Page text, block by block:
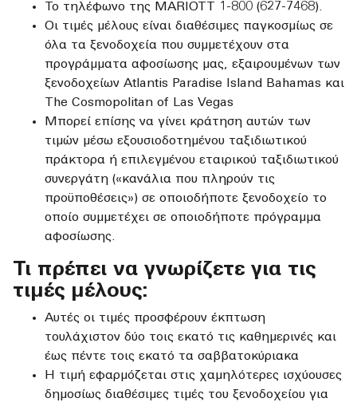
Το τηλέφωνο της MARIOTT 1-800 (627-7468).
Οι τιμές μέλους είναι διαθέσιμες παγκοσμίως σε
όλα τα ξενοδοχεία που συμμετέχουν στα
προγράμματα αφοσίωσης μας, εξαιρουμένων των
ξενοδοχείων Atlantis Paradise Island Bahamas και
The Cosmopolitan of Las Vegas
Μπορεί επίσης να γίνει κράτηση αυτών των
τιμών μέσω εξουσιοδοτημένου ταξιδιωτικού
πράκτορα ή επιλεγμένου εταιρικού ταξιδιωτικού
συνεργάτη («κανάλια που πληρούν τις
προϋποθέσεις») σε οποιοδήποτε ξενοδοχείο το
οποίο συμμετέχει σε οποιοδήποτε πρόγραμμα
αφοσίωσης.
Τι πρέπει να γνωρίζετε για τις
τιμές μέλους:
Αυτές οι τιμές προσφέρουν έκπτωση
τουλάχιστον δύο τοις εκατό τις καθημερινές και
έως πέντε τοις εκατό τα σαββατοκύριακα
Η τιμή εφαρμόζεται στις χαμηλότερες ισχύουσες
δημοσίως διαθέσιμες τιμές του ξενοδοχείου για